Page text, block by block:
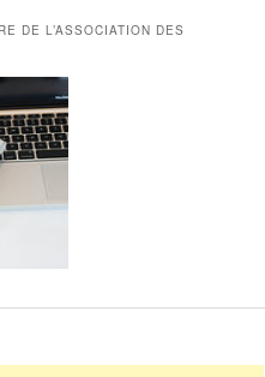
DE L’ASSOCIATION DES